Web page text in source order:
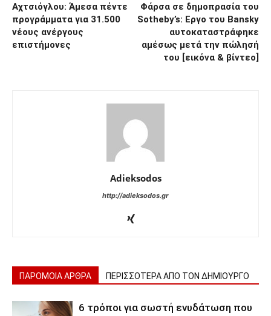
Αχτσιόγλου: Άμεσα πέντε
προγράμματα για 31.500
νέους ανέργους
επιστήμονες
Φάρσα σε δημοπρασία του
Sotheby’s: Εργο του Bansky
αυτοκαταστράφηκε
αμέσως μετά την πώλησή
του [εικόνα & βίντεο]
Adieksodos
http://adieksodos.gr
ΠΑΡΟΜΟΙΑ ΑΡΘΡΑ ΠΕΡΙΣΣΟΤΕΡΑ ΑΠΟ ΤΟΝ ΔΗΜΙΟΥΡΓΟ
6 τρόποι για σωστή ενυδάτωση που